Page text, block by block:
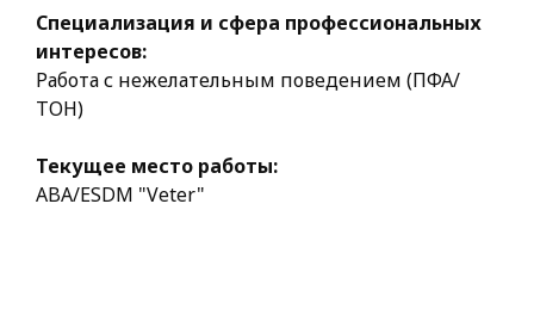
Специализация и сфера профессиональных
интересов:
Работа с нежелательным поведением (ПФА/
ТОН)
Текущее место работы:
ABA/ESDM "Veter"